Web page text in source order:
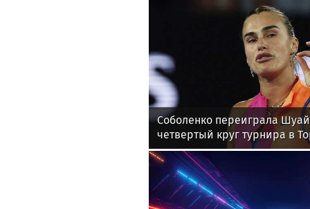
Соболенко переиграла
четвертый круг турнира в